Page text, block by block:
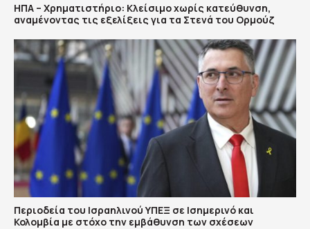
ΗΠΑ – Χρηματιστήριο: Κλείσιμο χωρίς κατεύθυνση,
αναμένοντας τις εξελίξεις για τα Στενά του Ορμούζ
Περιοδεία του Ισραηλινού ΥΠΕΞ σε Ισημερινό και
Κολομβία με στόχο την εμβάθυνση των σχέσεων